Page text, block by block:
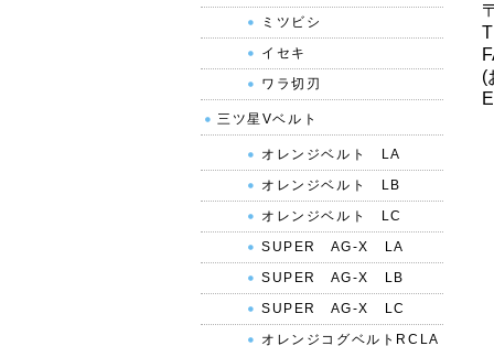
(
ミツビシ
イセキ
ワラ切刃
三ツ星Vベルト
オレンジベルト LA
オレンジベルト LB
オレンジベルト LC
SUPER AG-X LA
SUPER AG-X LB
SUPER AG-X LC
オレンジコグベルトRCLA